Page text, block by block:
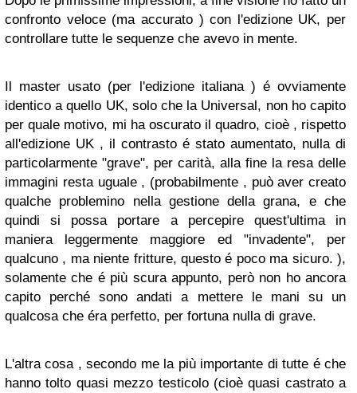
confronto veloce (ma accurato ) con l'edizione UK, per
controllare tutte le sequenze che avevo in mente.
Il master usato (per l'edizione italiana ) é ovviamente
identico a quello UK, solo che la Universal, non ho capito
per quale motivo, mi ha oscurato il quadro, cioè , rispetto
all'edizione UK , il contrasto é stato aumentato, nulla di
particolarmente "grave", per carità, alla fine la resa delle
immagini resta uguale , (probabilmente , può aver creato
qualche problemino nella gestione della grana, e che
quindi si possa portare a percepire quest'ultima in
maniera leggermente maggiore ed "invadente", per
qualcuno , ma niente fritture, questo é poco ma sicuro. ),
solamente che é più scura appunto, però non ho ancora
capito perché sono andati a mettere le mani su un
qualcosa che éra perfetto, per fortuna nulla di grave.
L'altra cosa , secondo me la più importante di tutte é che
hanno tolto quasi mezzo testicolo (cioè quasi castrato a